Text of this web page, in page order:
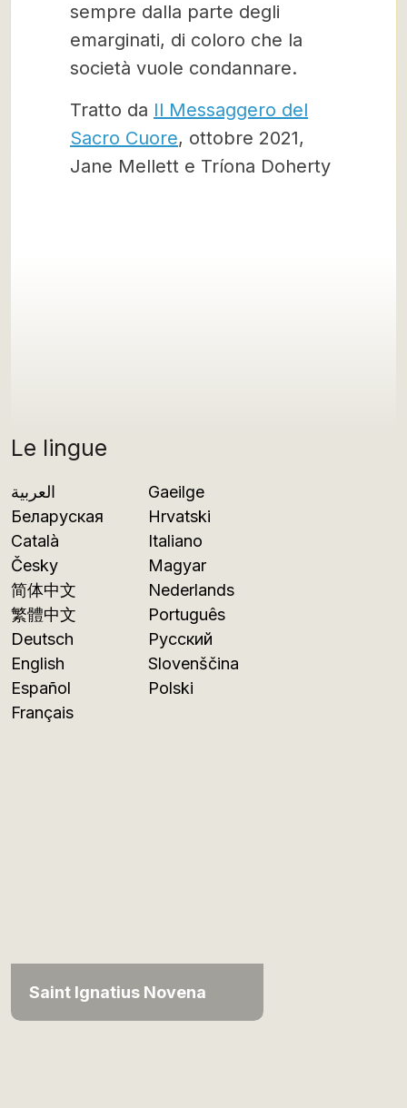
Le lingue
العربية
Беларуская
Català
Česky
简体中文
繁體中文
Deutsch
English
Español
Français
Gaeilge
Hrvatski
Italiano
Magyar
Nederlands
Português
Русский
Slovenščina
Polski
Saint Ignatius Novena
sempre dalla parte degli
emarginati, di coloro che la
società vuole condannare.
Tratto da Il Messaggero del
Sacro Cuore, ottobre 2021,
Jane Mellett e Tríona Doherty